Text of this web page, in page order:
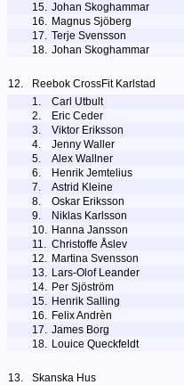
15. Johan Skoghammar
16. Magnus Sjöberg
17. Terje Svensson
18. Johan Skoghammar
12. Reebok CrossFit Karlstad
1.
Carl Utbult
2.
Eric Ceder
3.
Viktor Eriksson
4.
Jenny Waller
5.
Alex Wallner
6.
Henrik Jemtelius
7.
Astrid Kleine
8.
Oskar Eriksson
9.
Niklas Karlsson
10. Hanna Jansson
11. Christoffe Åslev
12. Martina Svensson
13. Lars-Olof Leander
14. Per Sjöström
15. Henrik Salling
16. Felix Andrèn
17. James Borg
18. Louice Queckfeldt
13. Skanska Hus